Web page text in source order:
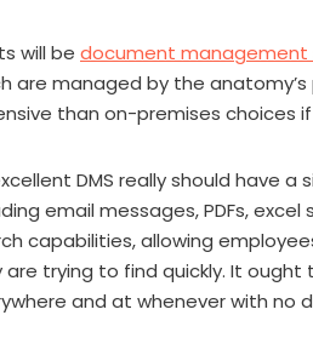
will be document management
are managed by the
than on-premises choices
DMS really should have
email messages, PDFs,
capabilities, allowing
are trying to find quickly. It
and at whenever with no